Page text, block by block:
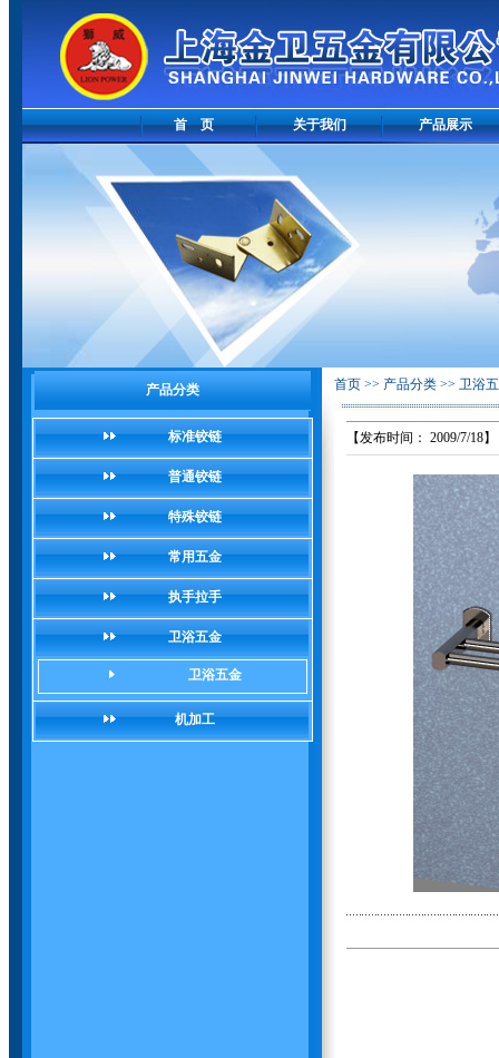
首 页 关于我们 产品展示
产品分类
标准铰链
普通铰链
特殊铰链
常用五金
执手拉手
卫浴五金
卫浴五金
机加工
首页 >> 产品分类 >> 卫浴
【发布时间： 2009/7/18】